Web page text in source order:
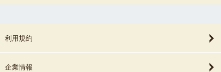
利用規約
企業情報